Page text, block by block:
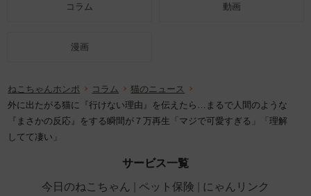
コラム 動画
漫画
ねこちゃんホンポ コラム
猫のニュース
外に出たがる猫に『行けない理由』を伝えたら…まるで人間のような
『まさかの反応』をする瞬間が７万再生「マジで可愛すぎる」「理解
してて凄い」
サービス一覧
今日のねこちゃん
ペット保険 にゃんリンク